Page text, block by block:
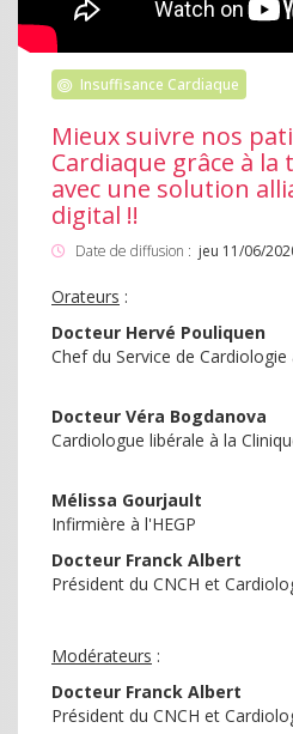
Insuffisance Cardiaque
Mieux suivre nos
Cardiaque grâce à la
avec une solution
digital !!
Date de diffusion : jeu 11/06/
Orateurs :
Docteur Hervé Pouliquen
Chef du Service de
Docteur Véra
Cardiologue libérale à la
Mélissa Gourjault
Infirmière à l'HEGP
Docteur Franck Albert
Président du CNCH et
Modérateurs :
Docteur Franck Albert
Président du CNCH et